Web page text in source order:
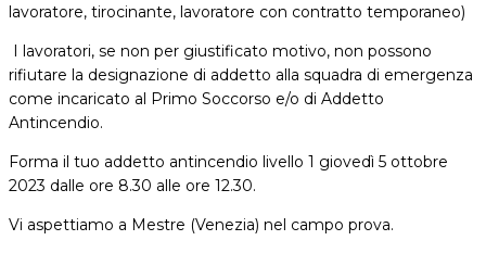
lavoratore, tirocinante, lavoratore con contratto temporaneo)
I lavoratori, se non per giustificato motivo, non possono
rifiutare la designazione di addetto alla squadra di emergenza
come incaricato al Primo Soccorso e/o di Addetto
Antincendio.
Forma il tuo addetto antincendio livello 1 giovedì 5 ottobre
2023 dalle ore 8.30 alle ore 12.30.
Vi aspettiamo a Mestre (Venezia) nel campo prova.